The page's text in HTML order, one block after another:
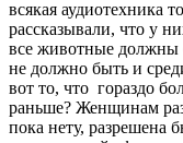
всякая аудиотехника
рассказывали, что у
все животные должны
не должно быть и
вот то, что гораздо
раньше? Женщинам
пока нету, разрешена